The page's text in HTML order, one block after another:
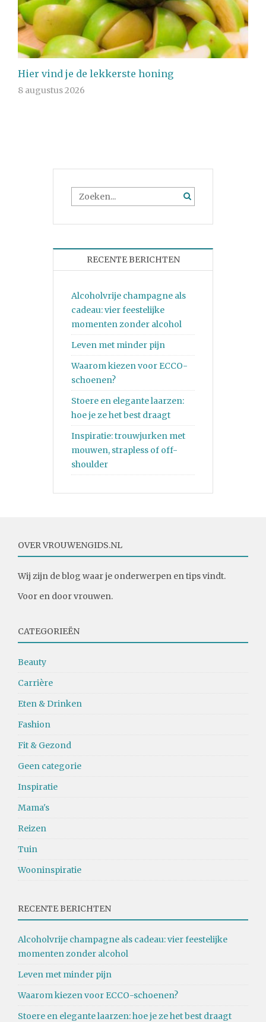
Hier vind je de lekkerste honing
8 augustus 2026
RECENTE BERICHTEN
Alcoholvrije champagne als
cadeau: vier feestelijke
momenten zonder alcohol
Leven met minder pijn
Waarom kiezen voor ECCO-
schoenen?
Stoere en elegante laarzen:
hoe je ze het best draagt
Inspiratie: trouwjurken met
mouwen, strapless of off-
shoulder
OVER VROUWENGIDS.NL
Wij zijn de blog waar je onderwerpen en tips vindt.
Voor en door vrouwen.
CATEGORIEËN
Beauty
Carrière
Eten & Drinken
Fashion
Fit & Gezond
Geen categorie
Inspiratie
Mama's
Reizen
Tuin
Wooninspiratie
RECENTE BERICHTEN
Alcoholvrije champagne als cadeau: vier feestelijke
momenten zonder alcohol
Leven met minder pijn
Waarom kiezen voor ECCO-schoenen?
Stoere en elegante laarzen: hoe je ze het best draagt